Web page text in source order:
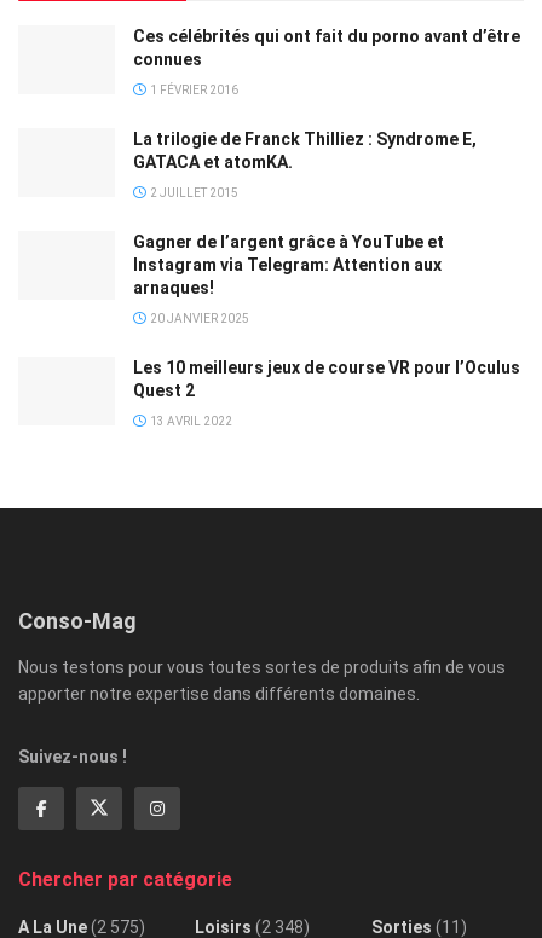
Ces célébrités qui ont fait du porno avant d’être
connues
1 FÉVRIER 2016
La trilogie de Franck Thilliez : Syndrome E,
GATACA et atomKA.
2 JUILLET 2015
Gagner de l’argent grâce à YouTube et
Instagram via Telegram: Attention aux
arnaques!
20 JANVIER 2025
Les 10 meilleurs jeux de course VR pour l’Oculus
Quest 2
13 AVRIL 2022
Conso-Mag
Nous testons pour vous toutes sortes de produits afin de vous
apporter notre expertise dans différents domaines.
Suivez-nous !
Chercher par catégorie
A La Une(2 575)
Loisirs (2 348) Sorties (11)